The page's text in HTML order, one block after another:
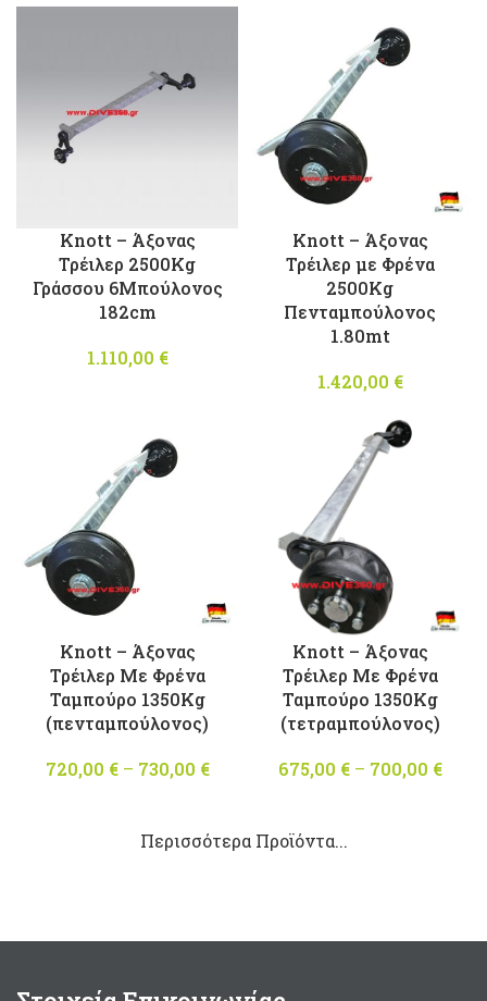
Knott – Άξονας
Τρέιλερ 2500Kg
Γράσσου 6Μπούλονος
182cm
1.110,00 €
Knott – Άξονας
Τρέιλερ με Φρένα
2500Kg
Πενταμπούλονος
1.80mt
1.420,00 €
Knott – Άξονας
Τρέιλερ Με Φρένα
Ταμπούρο 1350Kg
(πενταμπούλονος)
720,00 € – 730,00 €
through
Knott – Άξονας
Τρέιλερ Με Φρένα
Ταμπούρο 1350Kg
(τετραμπούλονος)
675,00 € – 700,00 €
Περισσότερα Προϊόντα...